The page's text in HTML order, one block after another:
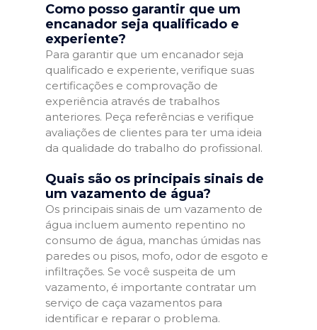
Como posso garantir que um
encanador seja qualificado e
experiente?
Para garantir que um encanador seja
qualificado e experiente, verifique suas
certificações e comprovação de
experiência através de trabalhos
anteriores. Peça referências e verifique
avaliações de clientes para ter uma ideia
da qualidade do trabalho do profissional.
Quais são os principais sinais de
um vazamento de água?
Os principais sinais de um vazamento de
água incluem aumento repentino no
consumo de água, manchas úmidas nas
paredes ou pisos, mofo, odor de esgoto e
infiltrações. Se você suspeita de um
vazamento, é importante contratar um
serviço de caça vazamentos para
identificar e reparar o problema.